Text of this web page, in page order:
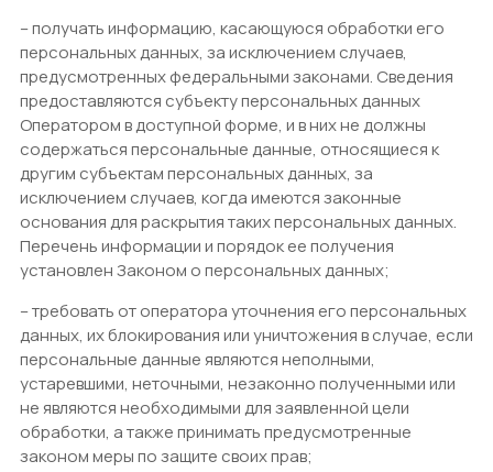
– получать информацию, касающуюся обработки его
персональных данных, за исключением случаев,
предусмотренных федеральными законами. Сведения
предоставляются субъекту персональных данных
Оператором в доступной форме, и в них не должны
содержаться персональные данные, относящиеся к
другим субъектам персональных данных, за
исключением случаев, когда имеются законные
основания для раскрытия таких персональных данных.
Перечень информации и порядок ее получения
установлен Законом о персональных данных;
– требовать от оператора уточнения его персональных
данных, их блокирования или уничтожения в случае, если
персональные данные являются неполными,
устаревшими, неточными, незаконно полученными или
не являются необходимыми для заявленной цели
обработки, а также принимать предусмотренные
законом меры по защите своих прав;